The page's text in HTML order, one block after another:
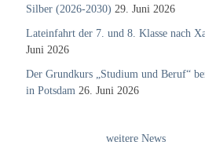
Silber (2026-2030) 29. Juni 2026
Lateinfahrt der 7. und 8. Klasse nach
Juni 2026
Der Grundkurs „Studium und Beruf“
in Potsdam 26. Juni 2026
weitere News